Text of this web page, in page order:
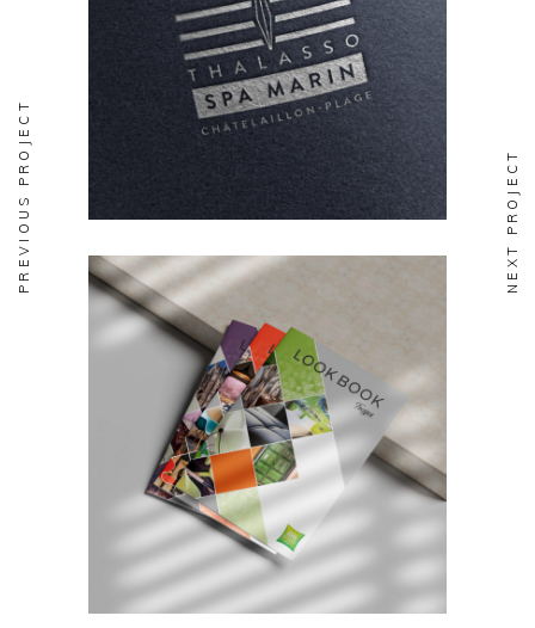
DESIGN EDITORIAL
Spa Marin
DESIGN EDITORIAL
Brochures Hôtels
PREVIOUS PROJECT NEXT PROJECT